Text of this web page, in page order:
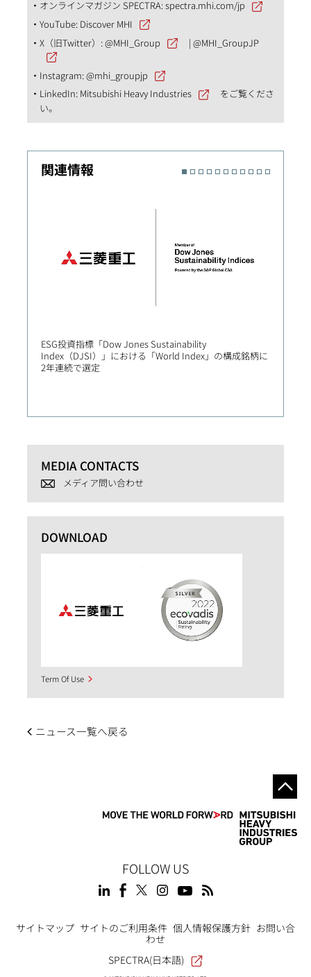
オンラインマガジン SPECTRA:spectra.mhi.com/jp
YouTube: Discover MHI
X（旧Twitter）:@MHI_Group |@MHI_GroupJP
Instagram:@mhi_groupjp
LinkedIn: Mitsubishi Heavy Industries
をご覧くださ
い。
関連情報
ESG投資指標「Dow Jones Sustainability
Index（DJSI）」における「World Index」の構成銘柄に
2年連続で選定
MEDIA CONTACTS
メディア問い合わせ
DOWNLOAD
Term Of Use
ニュース一覧へ戻る
FOLLOW US
Footer
サイトマップ サイトのご利用条件 個人情報保護方針 お問い合
わせ
SPECTRA(日本語)